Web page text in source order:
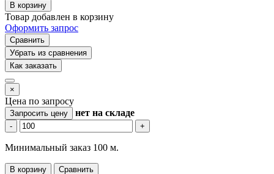
В корзину
Товар добавлен в корзину
Оформить запрос
Сравнить
Убрать из сравнения
Как заказать
×
Цена по запросу
Запросить цену нет на складе
- +
Минимальный заказ 100 м.
В корзину Сравнить